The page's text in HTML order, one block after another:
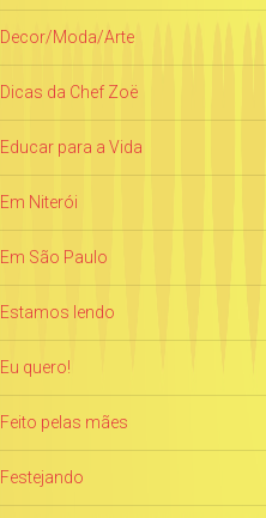
Decor/Moda/Arte
Dicas da Chef Zoë
Educar para a Vida
Em Niterói
Em São Paulo
Estamos lendo
Eu quero!
Feito pelas mães
Festejando